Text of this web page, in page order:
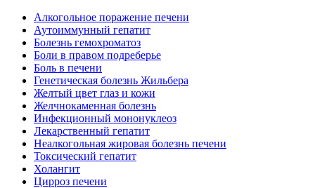
Алкогольное поражение печени
Аутоиммунный гепатит
Болезнь гемохроматоз
Боли в правом подреберье
Боль в печени
Генетическая болезнь Жильбера
Желтый цвет глаз и кожи
Желчнокаменная болезнь
Инфекционный мононуклеоз
Лекарственный гепатит
Неалкогольная жировая болезнь печени
Токсический гепатит
Холангит
Цирроз печени